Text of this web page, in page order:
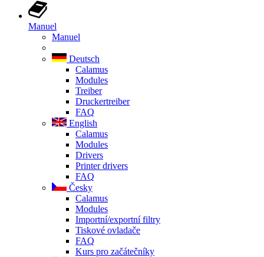
Manuel
Manuel
Deutsch
Calamus
Modules
Treiber
Druckertreiber
FAQ
English
Calamus
Modules
Drivers
Printer drivers
FAQ
Česky
Calamus
Modules
Importní/exportní filtry
Tiskové ovladače
FAQ
Kurs pro začátečníky